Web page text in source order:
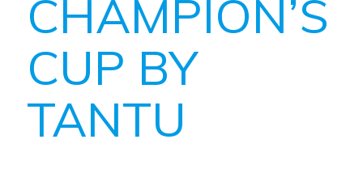
CHAMPION’S
CUP BY
TANTU